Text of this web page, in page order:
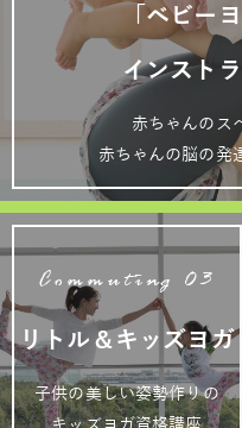
「ベビー
インスト
赤ちゃんのス
赤ちゃんの脳の発
Commuting 03
リトル＆キッズヨガ
子供の美しい姿勢作りの